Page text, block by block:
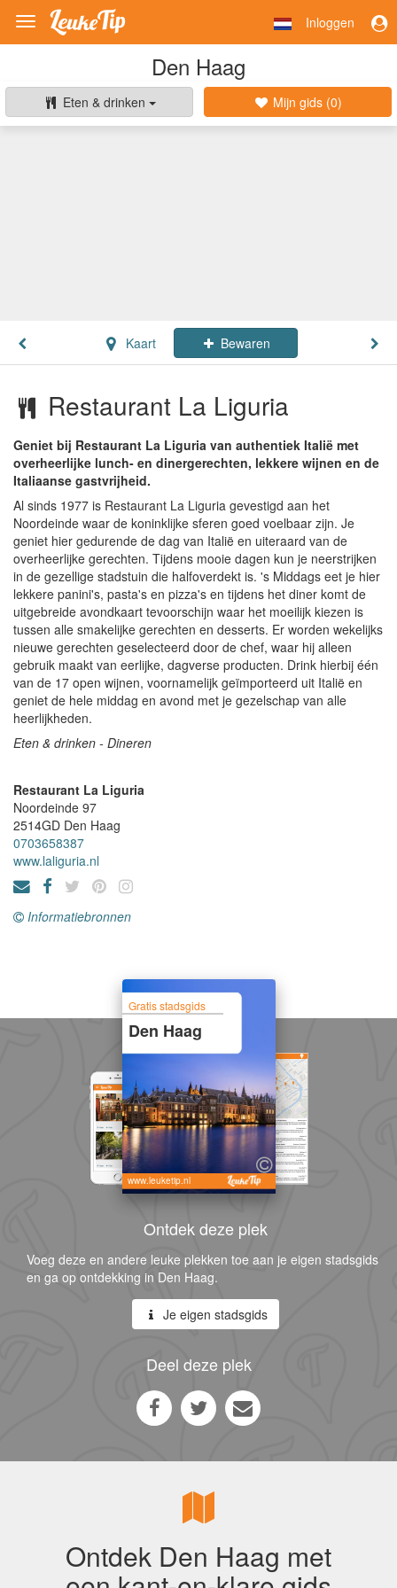
Toggle
navigation
Inloggen
Den Haag
Eten & drinken Mijn gids (0)
Kaart Bewaren
Restaurant La Liguria
Geniet bij Restaurant La Liguria van authentiek Italië met
overheerlijke lunch- en dinergerechten, lekkere wijnen en de
Italiaanse gastvrijheid.
Al sinds 1977 is Restaurant La Liguria gevestigd aan het
Noordeinde waar de koninklijke sferen goed voelbaar zijn. Je
geniet hier gedurende de dag van Italië en uiteraard van de
overheerlijke gerechten. Tijdens mooie dagen kun je neerstrijken
in de gezellige stadstuin die halfoverdekt is. 's Middags eet je hier
lekkere panini's, pasta's en pizza's en tijdens het diner komt de
uitgebreide avondkaart tevoorschijn waar het moeilijk kiezen is
tussen alle smakelijke gerechten en desserts. Er worden wekelijks
nieuwe gerechten geselecteerd door de chef, waar hij alleen
gebruik maakt van eerlijke, dagverse producten. Drink hierbij één
van de 17 open wijnen, voornamelijk geïmporteerd uit Italië en
geniet de hele middag en avond met je gezelschap van alle
heerlijkheden.
Eten & drinken - Dineren
Restaurant La Liguria
Noordeinde 97
2514GD Den Haag
0703658387
www.laliguria.nl
Informatiebronnen
Gratis stadsgids
Den Haag
www.leuketip.nl
Ontdek deze plek
Voeg deze en andere leuke plekken toe aan je eigen stadsgids
en ga op ontdekking in Den Haag.
Je eigen stadsgids
Deel deze plek
Ontdek Den Haag met